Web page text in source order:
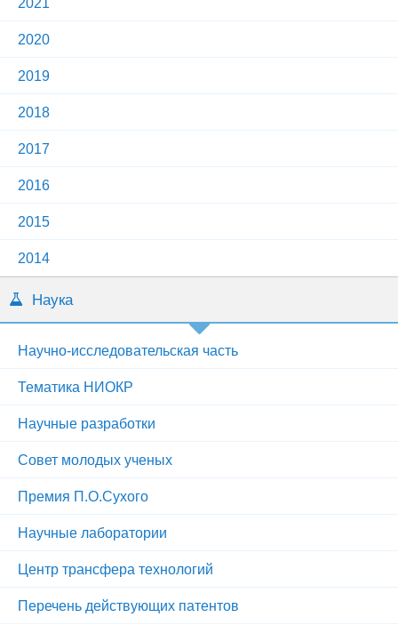
2020
2019
2018
2017
2016
2015
2014
Наука
Научно-исследовательская часть
Тематика НИОКР
Научные разработки
Совет молодых ученых
Премия П.О.Сухого
Научные лаборатории
Центр трансфера технологий
Перечень действующих патентов